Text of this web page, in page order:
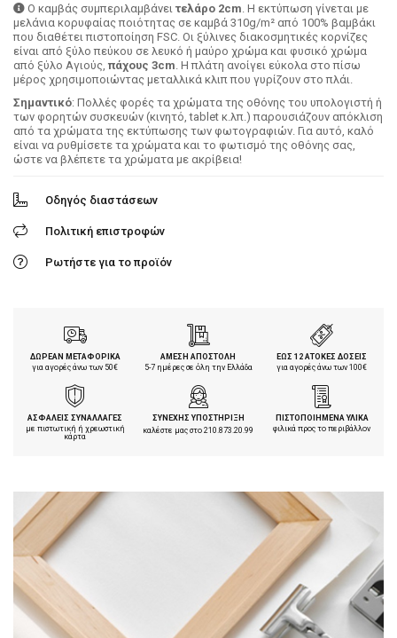
Ο καμβάς συμπεριλαμβάνει τελάρο 2cm . H εκτύπωση γίνεται με
μελάνια κορυφαίας ποιότητας σε καμβά 310g/m² από 100% βαμβάκι
που διαθέτει πιστοποίηση FSC. Οι ξύλινες διακοσμητικές κορνίζες
είναι από ξύλο πεύκου σε λευκό ή μαύρο χρώμα και φυσικό χρώμα
από ξύλο Αγιούς, πάχους 3cm . Η πλάτη ανοίγει εύκολα στο πίσω
μέρος χρησιμοποιώντας μεταλλικά κλιπ που γυρίζουν στο πλάι.
Σημαντικό: Πολλές φορές τα χρώματα της οθόνης του υπολογιστή ή
των φορητών συσκευών (κινητό, tablet κ.λπ.) παρουσιάζουν απόκλιση
από τα χρώματα της εκτύπωσης των φωτογραφιών. Για αυτό, καλό
είναι να ρυθμίσετε τα χρώματα και το φωτισμό της οθόνης σας,
ώστε να βλέπετε τα χρώματα με ακρίβεια!
Οδηγός διαστάσεων
Πολιτική επιστροφών
Ρωτήστε για το προϊόν
ΔΩΡΕΑΝ ΜΕΤΑΦΟΡΙΚΑ
για αγορές άνω των 50€
ΑΜΕΣΗ ΑΠΟΣΤΟΛΗ
5-7 ημέρες σε όλη την Ελλάδα
ΕΩΣ 12 ΑΤΟΚΕΣ ΔΟΣΕΙΣ
για αγορές άνω των 100€
ΑΣΦΑΛΕΙΣ ΣΥΝΑΛΛΑΓΕΣ
με πιστωτική ή χρεωστική
κάρτα
ΣΥΝΕΧΗΣ ΥΠΟΣΤΗΡΙΞΗ
καλέστε μας στο210.873.20.99
ΠΙΣΤΟΠΟΙΗΜΕΝΑ ΥΛΙΚΑ
φιλικά προς το περιβάλλον